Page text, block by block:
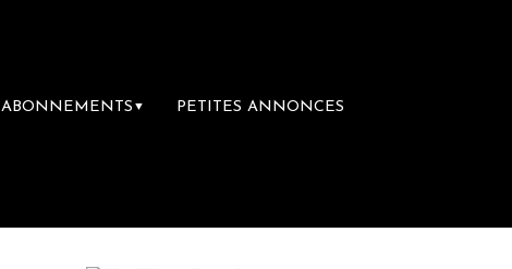
ABONNEMENTS ▼ PETITES ANNONCES